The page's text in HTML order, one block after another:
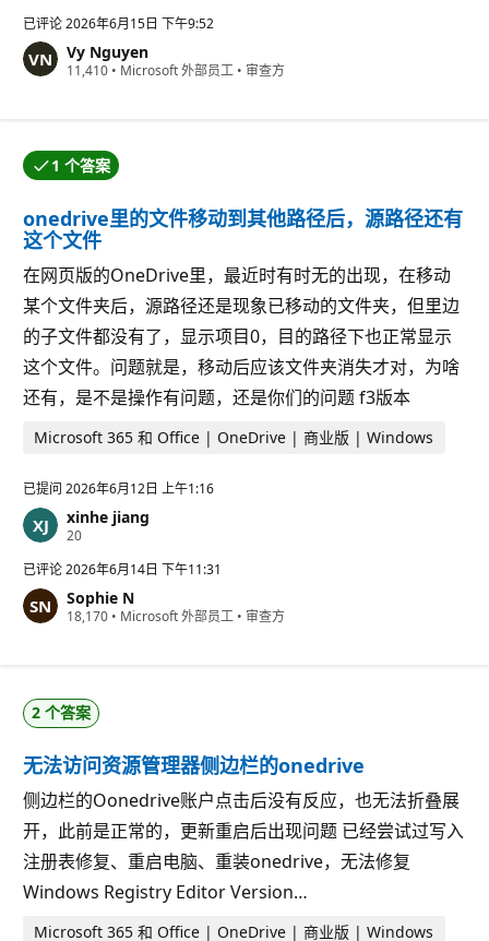
分
已评论2026年6月15日 下午9:52
Vy Nguyen
11,410 信
• Microsoft 外部员工 • 审查方
1 个答案
提问者接受了其中一个答案。
onedrive里的文件移动到其他路径后，源路径还有
这个文件
在网页版的OneDrive里，最近时有时无的出现，在移动
某个文件夹后，源路径还是现象已移动的文件夹，但里边
的子文件都没有了，显示项目0，目的路径下也正常显示
这个文件。问题就是，移动后应该文件夹消失才对，为啥
还有，是不是操作有问题，还是你们的问题 f3版本
Microsoft 365 和 Office | OneDrive | 商业版 | Windows
已提问 2026年6月12日 上午1:16
xinhe jiang
20信
分
已评论2026年6月14日 下午11:31
Sophie N
18,170 信
• Microsoft 外部员工 • 审查方
2 个答案
无法访问资源管理器侧边栏的onedrive
侧边栏的Oonedrive账户点击后没有反应，也无法折叠展
开，此前是正常的，更新重启后出现问题 已经尝试过写入
注册表修复、重启电脑、重装onedrive，无法修复
Windows Registry Editor Version…
Microsoft 365 和 Office | OneDrive | 商业版 | Windows